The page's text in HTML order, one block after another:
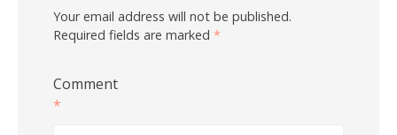
Your email address will not be published.
Required fields are marked *
Comment
*